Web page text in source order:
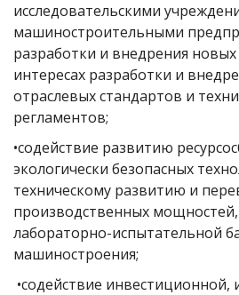
исследовательскими
машиностроительными
разработки и внедрения
интересах разработки и
отраслевых стандартов и
регламентов;
•содействие развитию
экологически безопасных
техническому развитию и
производственных
лабораторно-испытательной
машиностроения;
•содействие